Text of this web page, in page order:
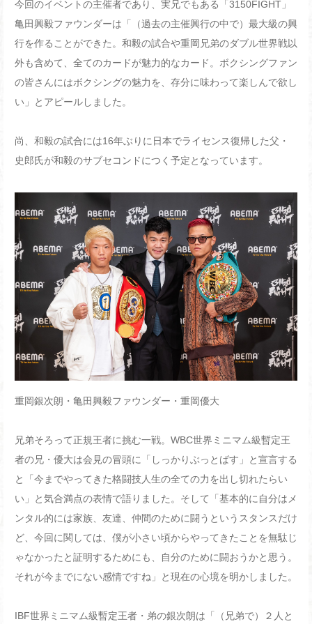
今回のイベントの主催者であり、実兄でもある「3150FIGHT」
亀田興毅ファウンダーは「（過去の主催興行の中で）最大級の興
行を作ることができた。和毅の試合や重岡兄弟のダブル世界戦以
外も含めて、全てのカードが魅力的なカード。ボクシングファン
の皆さんにはボクシングの魅力を、存分に味わって楽しんで欲し
い」とアピールしました。
尚、和毅の試合には16年ぶりに日本でライセンス復帰した父・
史郎氏が和毅のサブセコンドにつく予定となっています。
重岡銀次朗・亀田興毅ファウンダー・重岡優大
兄弟そろって正規王者に挑む一戦。WBC世界ミニマム級暫定王
者の兄・優大は会見の冒頭に「しっかりぶっとばす」と宣言する
と「今までやってきた格闘技人生の全ての力を出し切れたらい
い」と気合満点の表情で語りました。そして「基本的に自分はメ
ンタル的には家族、友達、仲間のために闘うというスタンスだけ
ど、今回に関しては、僕が小さい頃からやってきたことを無駄じ
ゃなかったと証明するためにも、自分のために闘おうかと思う。
それが今までにない感情ですね」と現在の心境を明かしました。
IBF世界ミニマム級暫定王者・弟の銀次朗は「（兄弟で）２人と